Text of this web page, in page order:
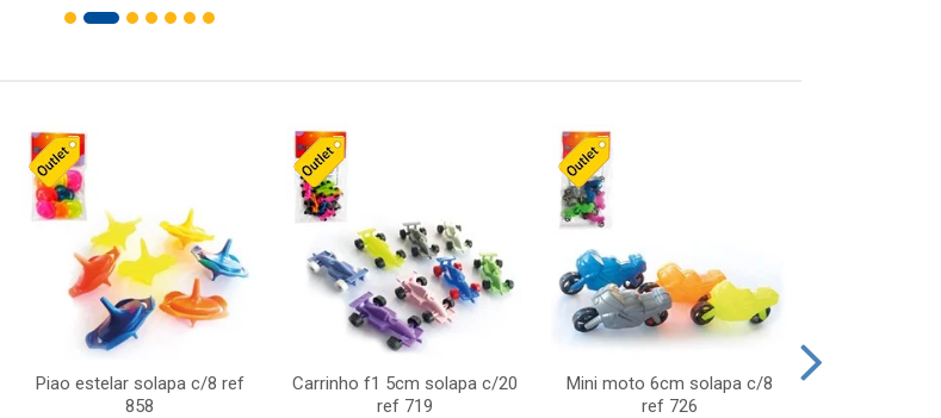
Piao estelar solapa c/8 ref
858
Carrinho f1 5cm solapa c/20
ref 719
Mini moto 6cm solapa c/8
ref 726